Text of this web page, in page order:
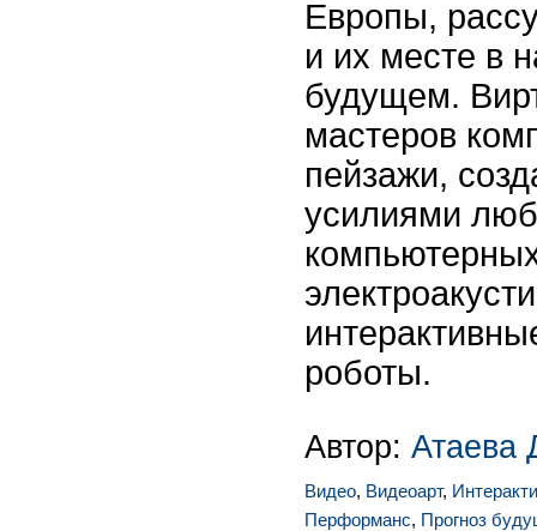
Европы,
и их месте в
будущем.
мастеров
пейзажи,
усилиями
роботы.
Автор: Атаева
Видео, Видеоарт,
Перформанс, Прогноз